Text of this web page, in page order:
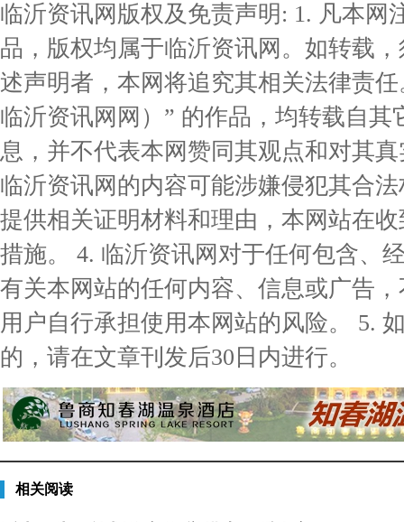
临沂资讯网版权及免责声明: 1. 凡本网
品，版权均属于临沂资讯网。如转载
述声明者，本网将追究其相关法律责
临沂资讯网网）” 的作品，均转载自
息，并不代表本网赞同其观点和对其
临沂资讯网的内容可能涉嫌侵犯其合
提供相关证明材料和理由，本网站在
措施。 4. 临沂资讯网对于任何包含、
有关本网站的任何内容、信息或广告
用户自行承担使用本网站的风险。 5.
的，请在文章刊发后30日内进行。
相关阅读